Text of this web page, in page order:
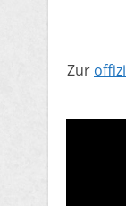
Zur